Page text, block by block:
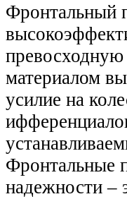
Фронтальный
превосходную
материалом
усилие на
Фронтальные
надежности –